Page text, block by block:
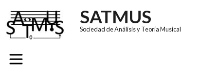
SATMUS
Sociedad de Análisis y Teoría Musical